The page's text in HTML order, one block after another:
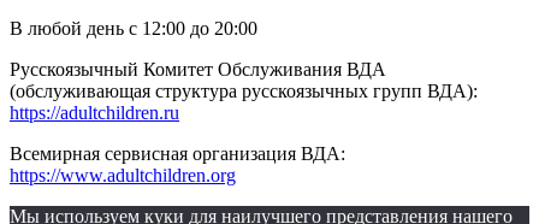
В любой день с 12:00 до 20:00
Русскоязычный Комитет Обслуживания ВДА
(обслуживающая структура русскоязычных групп ВДА):
https://adultchildren.ru
Всемирная сервисная организация ВДА:
https://www.adultchildren.org
Мы используем куки для наилучшего представления нашего